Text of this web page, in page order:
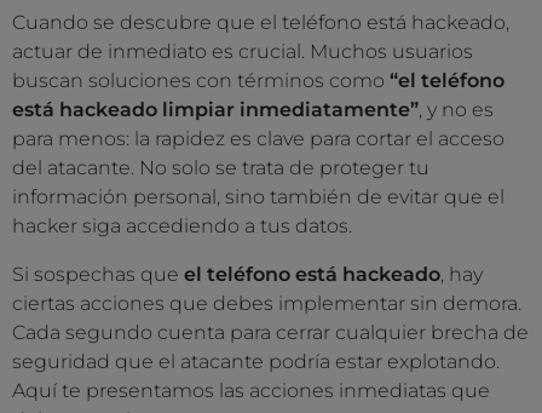
Cuando se descubre que el teléfono está hackeado,
actuar de inmediato es crucial. Muchos usuarios
buscan soluciones con términos como “el teléfono
está hackeado limpiar inmediatamente”, y no es
para menos: la rapidez es clave para cortar el acceso
del atacante. No solo se trata de proteger tu
información personal, sino también de evitar que el
hacker siga accediendo a tus datos.
Si sospechas que el teléfono está hackeado, hay
ciertas acciones que debes implementar sin demora.
Cada segundo cuenta para cerrar cualquier brecha de
seguridad que el atacante podría estar explotando.
Aquí te presentamos las acciones inmediatas que